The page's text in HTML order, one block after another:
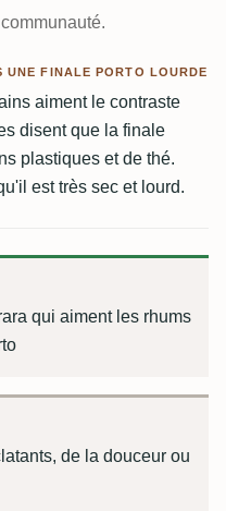
UNE FINALE PORTO LOURDE
aiment le contraste
disent que la finale
plastiques et de thé.
est très sec et lourd.
qui aiment les rhums
de la douceur ou